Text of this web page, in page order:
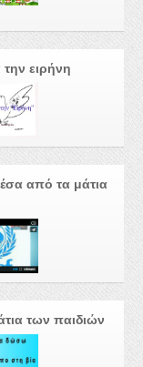
ειρήνη
από τα μάτια
των παιδιών